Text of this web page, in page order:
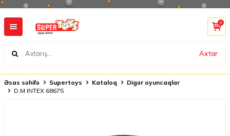
Axtar
0
Əsas səhifə Supertoys Kataloq
Digər oyuncaqlar
D.M INTEX 68675